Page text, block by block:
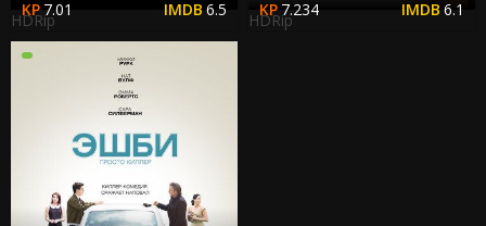
7.01 6.5
HDRip
7.234 6.1
HDRip